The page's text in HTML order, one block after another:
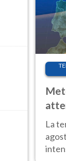
La